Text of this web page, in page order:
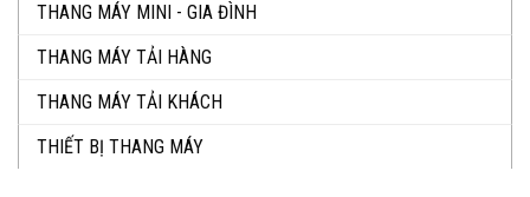
THANG MÁY MINI - GIA ĐÌNH
THANG MÁY TẢI HÀNG
THANG MÁY TẢI KHÁCH
THIẾT BỊ THANG MÁY